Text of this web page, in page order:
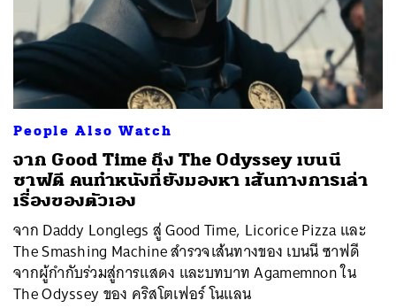
People Also Watch
จาก Good Time ถึง The Odyssey เบนนี
ซาฟดี คนทำหนังที่ยังมองหา เส้นทางการเล่า
เรื่องของตัวเอง
จาก Daddy Longlegs สู่ Good Time, Licorice Pizza และ
The Smashing Machine สำรวจเส้นทางของ เบนนี ซาฟดี
จากผู้กำกับร่วมสู่การแสดง และบทบาท Agamemnon ใน
The Odyssey ของ คริสโตเฟอร์ โนแลน